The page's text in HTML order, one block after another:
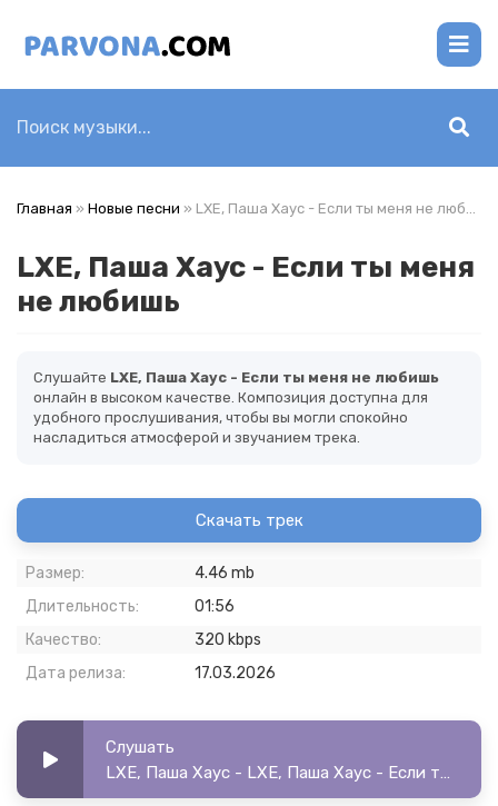
Главная » Новые песни » LXE, Паша Хаус - Если ты меня не любишь
LXE, Паша Хаус - Если ты меня
не любишь
Слушайте LXE, Паша Хаус - Если ты меня не любишь
онлайн в высоком качестве. Композиция доступна для
удобного прослушивания, чтобы вы могли спокойно
насладиться атмосферой и звучанием трека.
Скачать трек
Размер:
4.46 mb
Длительность:
01:56
Качество:
320 kbps
Дата релиза:
17.03.2026
Слушать
LXE, Паша Хаус - LXE, Паша Хаус - Если ты меня не любишь